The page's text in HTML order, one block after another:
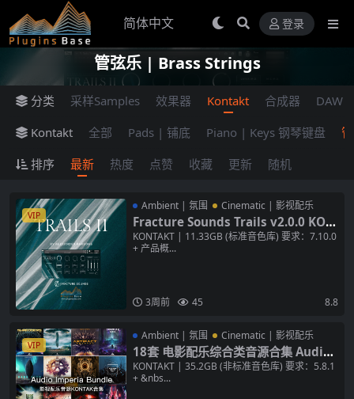
登录
管弦乐 | Brass Strings
分类 采样Samples 效果器 Kontakt 合成器
DAW
Kontakt
全部 Pads | 铺底 Piano | Keys 钢琴键盘
排序
最新 热度 点赞 收藏 更新 随机
VIP
Ambient | 氛围 Cinematic | 影视配乐
Fracture Sounds Trails v2.0.0 KON
TAKT 实验管弦打击影视氛围纹理配乐/
铺底/pad/粒子合成器音源 标准音色库
KONTAKT | 11.33GB (标准音色库) 要求：7.10.0
+ 产品概...
3周前 45 8.8
VIP
Ambient | 氛围 Cinematic | 影视配乐
18套 电影配乐综合类音源合集 Audio I
mperia Bundle KONTAKT 音色库
KONTAKT | 35.2GB (非标准音色库) 要求：5.8.1
+ &nbs...